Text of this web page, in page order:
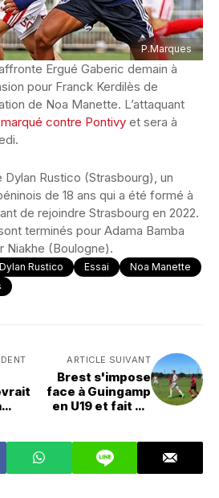
P.Marques
Ergué Gaberic demain à
pour Franck Kerdilès de
de Noa Manette. L’attaquant
contre Pontivy et sera à
Rustico (Strasbourg), un
de 18 ans qui a été formé à
de rejoindre Strasbourg en 2022.
terminés pour Adama Bamba
Niakhe (Boulogne).
Dylan Rustico Essai
Noa Manette
ARTICLE SUIVANT
Brest s'impose
face à Guingamp
en U19 et fait un